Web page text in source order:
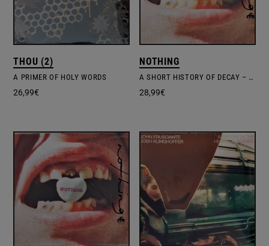
THOU (2)
A PRIMER OF HOLY WORDS
26,99€
NOTHING
A SHORT HISTORY OF DECAY – CANDY CORN VINYL EDITION
28,99€